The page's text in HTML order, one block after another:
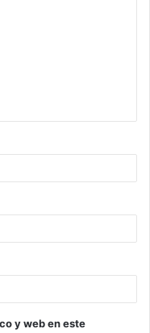
y web en este